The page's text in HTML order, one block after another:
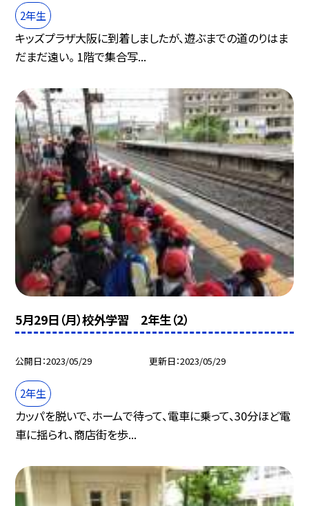
2年生
キッズプラザ大阪に到着しましたが、遊ぶまでの道のりはま
だまだ遠い。 1階で集合写...
5月29日（月）校外学習 2年生（2）
公開日 2023/05/29 更新日 2023/05/29
2年生
カッパを脱いで、ホームで待って、電車に乗って、30分ほど電
車に揺られ、商店街を歩...